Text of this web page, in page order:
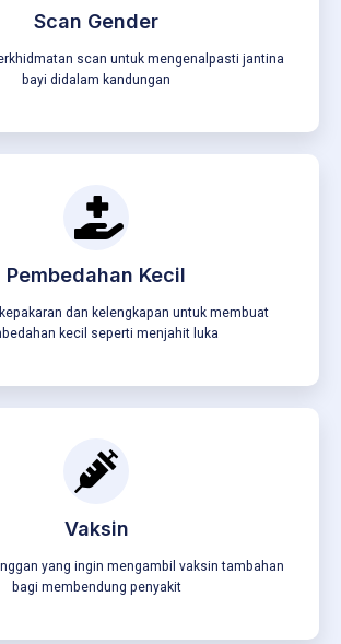
Scan Gender
scan untuk mengenalpasti jantina
bayi didalam kandungan
Pembedahan Kecil
dan kelengkapan untuk membuat
kecil seperti menjahit luka
Vaksin
yang ingin mengambil vaksin tambahan
bagi membendung penyakit